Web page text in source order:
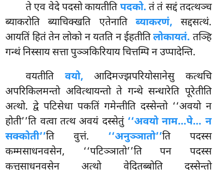
तेएव वेदे पदसो कायतीतिपदको. तं तं सद्दं तदत्थञ्च
ब्याकरोति ब्याचिक्खति एतेनाति ब्याकरणं, सद्दसत्थं.
आयतिं हितं तेन लोको न यतति न ईहतीतिलोकायतं. तञ्हि
गन्थं निस्साय सत्ता पुञ्ञकिरियाय चित्तम्पि न उप्पादेन्ति.
वयतीति वयो, आदिमज्झपरियोसानेसु कत्थचि
अपरिकिलमन्तो अवित्थायन्तो ते गन्थे सन्धारेति पूरेतीति
अत्थो. द्वे पटिसेधा पकतिं गमेन्तीति दस्सेन्तो ‘‘अवयो न
होती’’ति वत्वा तत्थ अवयं दस्सेतुं ‘‘अवयो नाम…पे… न
सक्कोती’’ति वुत्तं. ‘‘अनुञ्ञातो’’ति पदस्स
कम्मसाधनवसेन, ‘‘पटिञ्ञातो’’ति पन पदस्स
कत्तुसाधनवसेन अत्थो वेदितब्बोति दस्सेन्तो